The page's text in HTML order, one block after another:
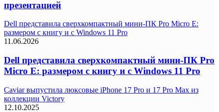
презентацией
Dell представила сверхкомпактный мини-ПК Pro Micro E:
размером с книгу и с Windows 11 Pro
11.06.2026
Dell представила сверхкомпактный мини-ПК Pro
Micro E: размером с книгу и с Windows 11 Pro
Caviar выпустила люксовые iPhone 17 Pro и 17 Pro Max из
коллекции Victory
12.10.2025